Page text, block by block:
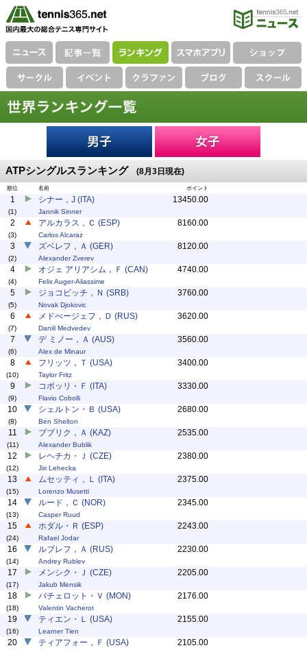
ATPシングルスランキング (8月3日現在)
順位 名前 ポイント
1
(1)
シナー，J (ITA)
Jannik Sinner
13450.00
2
(3)
アルカラス，Ｃ (ESP)
Carlos Alcaraz
8160.00
3
(2)
ズベレフ，Ａ (GER)
Alexander Zverev
8120.00
4
(4)
オジェ アリアシム，Ｆ (CAN)
Felix Auger-Aliassime
4740.00
5
(5)
ジョコビッチ，Ｎ (SRB)
Novak Djokovic
3760.00
6
(7)
メドべージェフ，Ｄ (RUS)
Daniil Medvedev
3620.00
7
(6)
デ ミノー，Ａ (AUS)
Alex de Minaur
3560.00
8
(10)
フリッツ，Ｔ (USA)
Taylor Fritz
3400.00
9
(9)
コボッリ・Ｆ (ITA)
Flavio Cobolli
3330.00
10
(8)
シェルトン・Ｂ (USA)
Ben Shelton
2680.00
11
(11)
ブブリク，Ａ (KAZ)
Alexander Bublik
2535.00
12
(12)
レヘチカ・Ｊ (CZE)
Jiri Lehecka
2380.00
13
(15)
ムセッティ，Ｌ (ITA)
Lorenzo Musetti
2375.00
14
(13)
ルード，Ｃ (NOR)
Casper Ruud
2345.00
15
(24)
ホダル・Ｒ (ESP)
Rafael Jodar
2243.00
16
(14)
ルブレフ，Ａ (RUS)
Andrey Rublev
2230.00
17
(17)
メンシク・Ｊ (CZE)
Jakub Mensik
2205.00
18
(18)
バチェロット・Ｖ (MON)
Valentin Vacherot
2176.00
19
(16)
ティエン・Ｌ (USA)
Learner Tien
2155.00
20 ティアフォー，Ｆ (USA) 2105.00